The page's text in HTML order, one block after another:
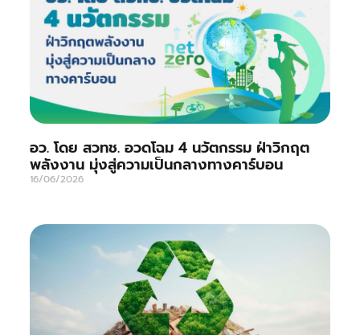
อว. โดย สวทช. อวดโฉม 4 นวัตกรรม ฝ่าวิกฤต
พลังงาน มุ่งสู่ความเป็นกลางทางคาร์บอน
16/06/2026